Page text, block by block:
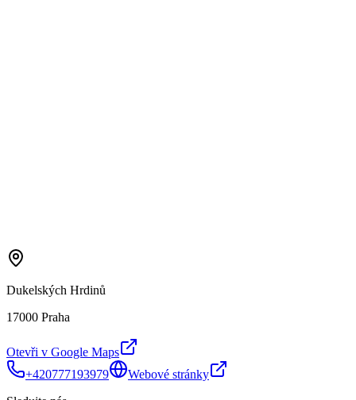
Dukelských Hrdinů
17000 Praha
Otevři v Google Maps
+420777193979
Webové stránky